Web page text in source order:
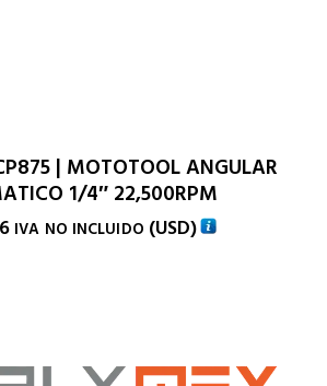
| MOTOTOOL ANGULAR
1/4″ 22,500RPM
IVA NO INCLUIDO (USD)